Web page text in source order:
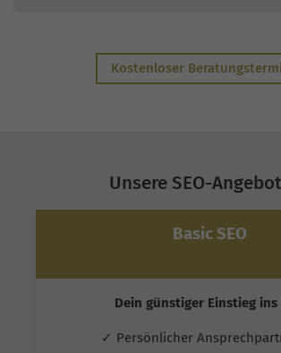
Kostenloser
Unsere SEO-
Basic SEO
Dein günstiger Einstieg ins
✓ Persönlicher